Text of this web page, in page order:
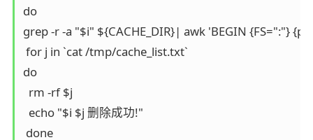
do
grep -r -a "$i" ${CACHE_DIR}| awk 'BEGIN {FS=":"}
for j in `cat /tmp/cache_list.txt`
do
  rm -rf $j
  echo "$i $j 删除成功!"
done